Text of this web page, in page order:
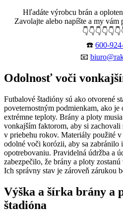
Hľadáte výrobcu brán a
Zavolajte alebo napíšte a my
☎️ 600-
📧
Odolnosť voči
Futbalové štadióny sú ako otvorené
poveternostným podmienkam, ako je
extrémne teploty. Brány a ploty
vonkajším faktorom, aby si
v priebehu rokov. Materiály použité
odolné voči korózii, aby sa zabránilo
opotrebovaniu. Pravidelná údržba a
zabezpečilo, že brány a ploty
Ich správny stav je zároveň zárukou
Výška a šírka brány a
štadióna